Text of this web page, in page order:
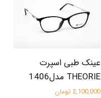
عینک طبی اسپرت
THEORIE مدل1406
2,100,000 تومان